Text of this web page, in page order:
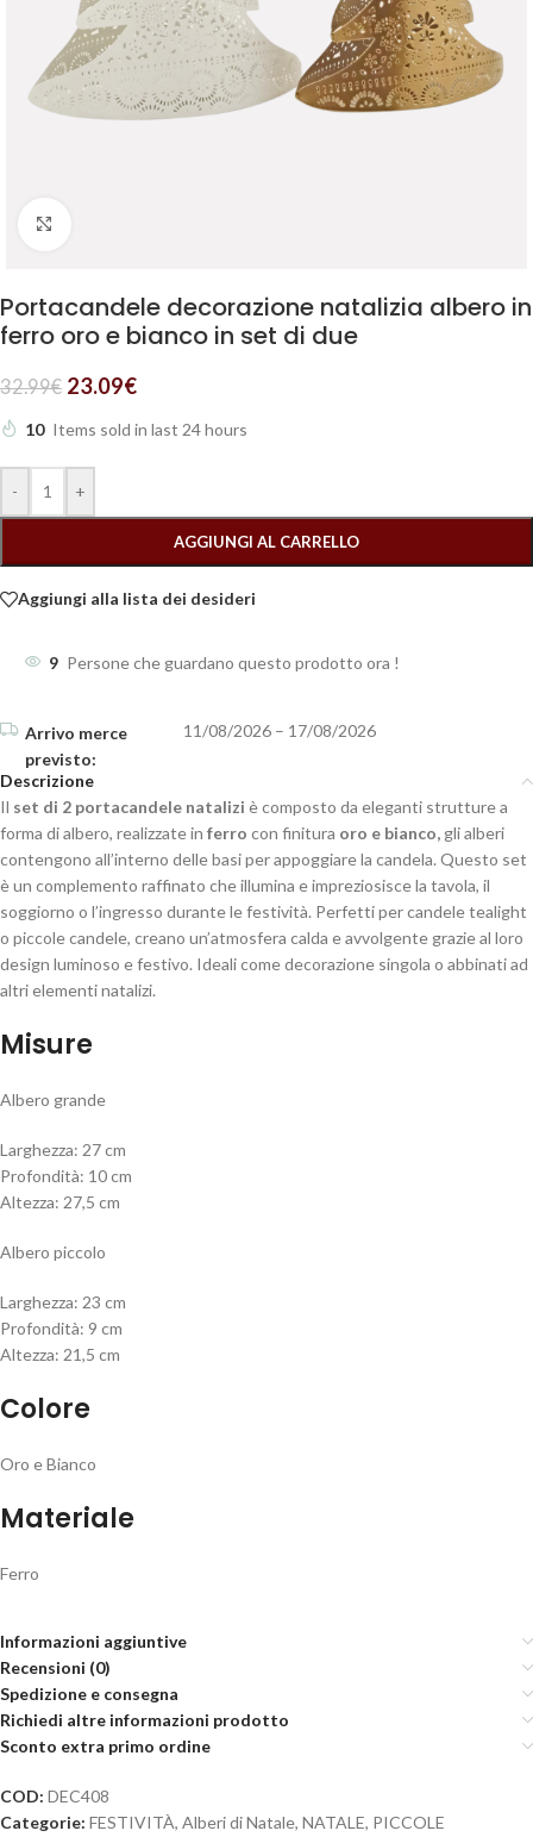
Portacandele decorazione natalizia albero in
ferro oro e bianco in set di due
32.99€ 23.09€
10 Items sold in last 24 hours
- +
AGGIUNGI AL CARRELLO
Aggiungi alla lista dei desideri
9 Persone che guardano questo prodotto ora !
11/08/2026 – 17/08/2026
Descrizione
Il set di 2 portacandele natalizi è composto da eleganti strutture a
forma di albero, realizzate in ferro con finitura oro e bianco, gli alberi
contengono all’interno delle basi per appoggiare la candela. Questo set
è un complemento raffinato che illumina e impreziosisce la tavola, il
soggiorno o l’ingresso durante le festività. Perfetti per candele tealight
o piccole candele, creano un’atmosfera calda e avvolgente grazie al loro
design luminoso e festivo. Ideali come decorazione singola o abbinati ad
altri elementi natalizi.
Misure
Albero grande
Larghezza: 27 cm
Profondità: 10 cm
Altezza: 27,5 cm
Albero piccolo
Larghezza: 23 cm
Profondità: 9 cm
Altezza: 21,5 cm
Colore
Oro e Bianco
Materiale
Ferro
Informazioni aggiuntive
Recensioni (0)
Spedizione e consegna
Richiedi altre informazioni prodotto
Sconto extra primo ordine
COD: DEC408
Categorie: FESTIVITÀ, Alberi di Natale, NATALE, PICCOLE